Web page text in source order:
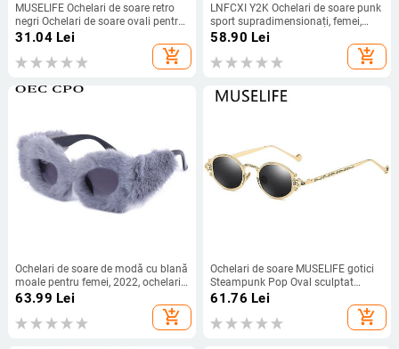
MUSELIFE Ochelari de soare retro
negri Ochelari de soare ovali pentru
femei, de designer de marcă,
vintage, ochelari de soare roz, ochi
de pisică, UV400
31.04Lei
add_shopping_cart
LNFCXI Y2K Ochelari de soare punk
sport supradimensionați, femei,
bărbați, ochelari de soare dintr-o
singură bucată pentru doamne,
ochelari de ochelari steampunk de
58.90 Lei
add_shopping_cart
Ochelari de soare de modă cu blană
moale pentru femei, 2022, ochelari
de soare din catifea, lucrați manual,
supradimensionați, UV400, pentru
63.99 Lei
add_shopping_cart
Ochelari de soare MUSELIFE gotici
Steampunk Pop Oval sculptat
Ochelari de soare de designer de
marcă pentru bărbați retro UV400
61.76 Lei
add_shopping_cart